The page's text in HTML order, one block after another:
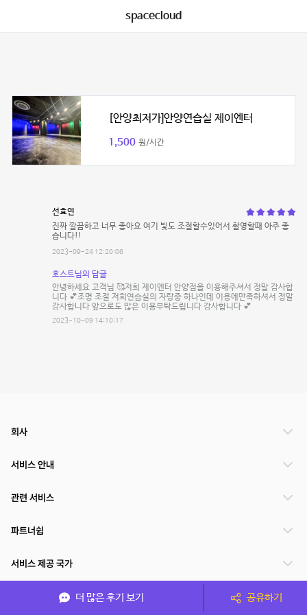
spacecloud
[안양최저가]안양연습실 제이엔터
1,500 원/시간
선효연
진짜 깔끔하고 너무 좋아요 여기 빛도 조절할수있어서 촬영할때 아주 좋
습니다!!
2023-09-24 12:20:06
호스트님의 답글
안녕하세요 고객님 🥰저희 제이엔터 안양점을 이용해주셔서 정말 감사합
니다 💕조명 조절 저희연습실의 자랑중 하나인데 이용에만족하셔서 정말
감사합니다 앞으로도 많은 이용부탁드립니다 감사합니다 💕
2023-10-09 14:10:17
더 많은 후기 보기 공유하기
회사
서비스 안내
관련 서비스
파트너쉽
서비스 제공 국가